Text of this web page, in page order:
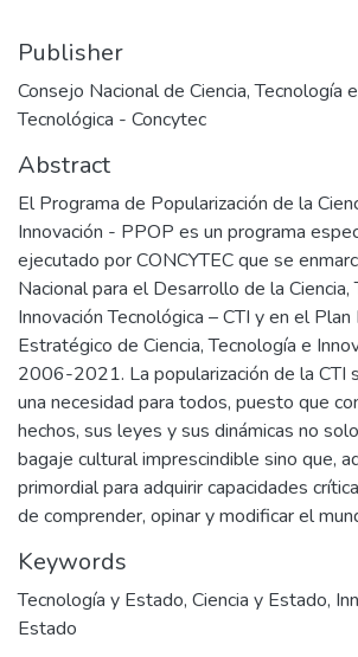
Publisher
Consejo Nacional de Ciencia, Tecnología
Tecnológica - Concytec
Abstract
El Programa de Popularización de la
Innovación - PPOP es un programa
ejecutado por CONCYTEC que se
Nacional para el Desarrollo de la Ciencia,
Innovación Tecnológica – CTI y en el Plan
Estratégico de Ciencia, Tecnología e
2006-2021. La popularización de la CTI
una necesidad para todos, puesto que
hechos, sus leyes y sus dinámicas no
bagaje cultural imprescindible sino que,
primordial para adquirir capacidades
de comprender, opinar y modificar el
Keywords
Tecnología y Estado, Ciencia y Estado,
Estado